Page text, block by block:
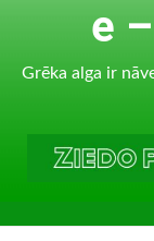
e
Grēka alga ir